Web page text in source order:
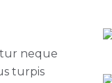
neque
turpis